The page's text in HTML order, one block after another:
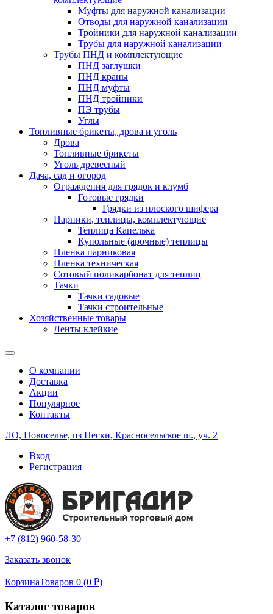
Муфты для наружной канализации
Отводы для наружной канализации
Тройники для наружной канализации
Трубы для наружной канализации
Трубы ПНД и комплектующие
ПНД заглушки
ПНД краны
ПНД муфты
ПНД тройники
ПЭ трубы
Углы
Топливные брикеты, дрова и уголь
Дрова
Топливные брикеты
Уголь древесный
Дача, сад и огород
Ограждения для грядок и клумб
Готовые грядки
Грядки из плоского шифера
Парники, теплицы, комплектующие
Теплица Капелька
Купольные (арочные) теплицы
Пленка парниковая
Пленка техническая
Сотовый поликарбонат для теплиц
Тачки
Тачки садовые
Тачки строительные
Хозяйственные товары
Ленты клейкие
О компании
Доставка
Акции
Популярное
Контакты
ЛО, Новоселье, пз Пески, Красносельское ш., уч. 2
Вход
Регистрация
+7 (812) 960-58-30
Заказать звонок
КорзинаТоваров 0 (0 ₽)
Каталог товаров